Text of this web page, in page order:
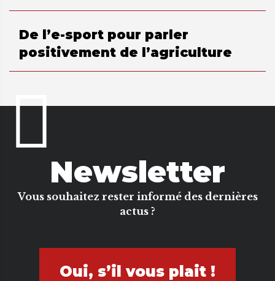
De l’e-sport pour parler
positivement de l’agriculture
Newsletter
Vous souhaitez rester informé des dernières
actus ?
Oui, s’il vous plait !